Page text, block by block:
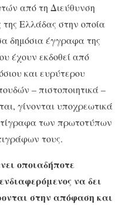
από τη Διεύθυνση
Ελλάδας στην οποία
δημόσια έγγραφα της
έχουν εκδοθεί από
και ευρύτερου
– πιστοποιητικά –
γίνονται υποχρεωτικά
των πρωτοτύπων
τους.
οποιαδήποτε
να δει
στην απόφαση και